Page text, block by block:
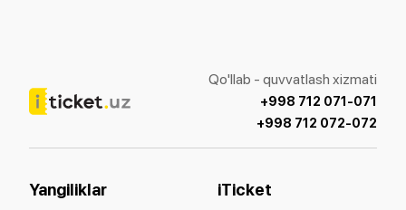
Qo'llab - quvvatlash xizmati
+998 712 071-071
+998 712 072-072
Yangiliklar iTicket